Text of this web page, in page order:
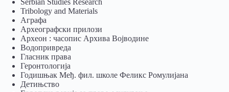
Tribology and Materials
Аграфа
Археографски прилози
Археон : часопис Архива Војводине
Водопривреда
Гласник права
Геронтологија
Годишњак Међ. фил. школе Феликс Ромулијана
Детињство